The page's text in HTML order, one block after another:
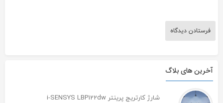
آخرین های بلاگ
شارژ کارتریج پرینتر i-SENSYS LBP122dw